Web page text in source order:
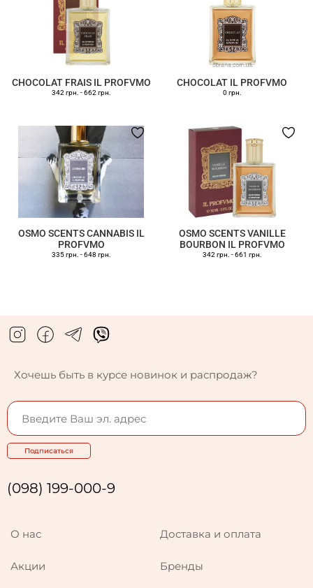
CHOCOLAT FRAIS IL PROFVMO
342 грн. -662 грн.
CHOCOLAT IL PROFVMO
0 грн.
OSMO SCENTS CANNABIS IL
PROFVMO
335 грн. -648 грн.
OSMO SCENTS VANILLE
BOURBON IL PROFVMO
342 грн. -661 грн.
Хочешь быть в курсе новинок и распродаж?
Подписаться
(098) 199-000-9
О нас Доставка и оплата
Акции Бренды